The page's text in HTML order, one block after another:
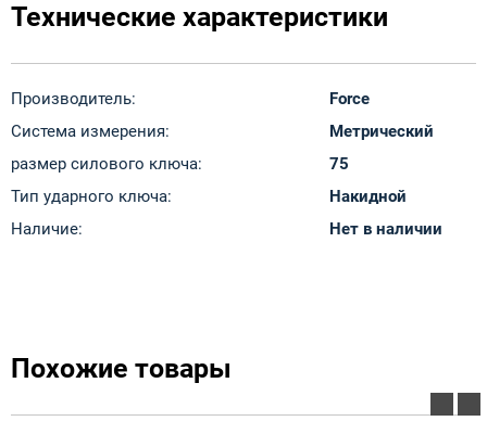
Технические характеристики
Производитель:
Force
Система измерения:
Метрический
размер силового ключа:
75
Тип ударного ключа:
Накидной
Наличие:
Нет в наличии
Похожие товары